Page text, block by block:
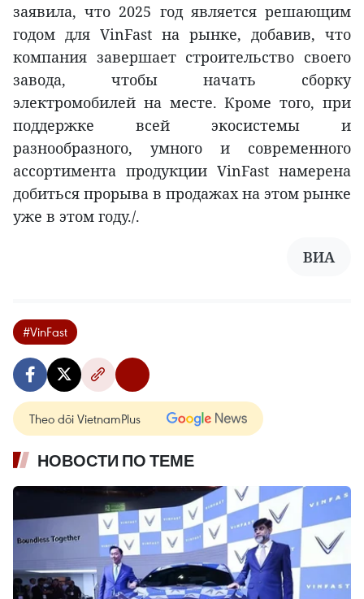
заявила, что 2025 год является решающим
годом для VinFast на рынке, добавив, что
компания завершает строительство своего
завода, чтобы начать сборку
электромобилей на месте. Кроме того, при
поддержке всей экосистемы и
разнообразного, умного и современного
ассортимента продукции VinFast намерена
добиться прорыва в продажах на этом рынке
уже в этом году./.
ВИА
#VinFast
Theo dõi VietnamPlus
НОВОСТИ ПО ТЕМЕ